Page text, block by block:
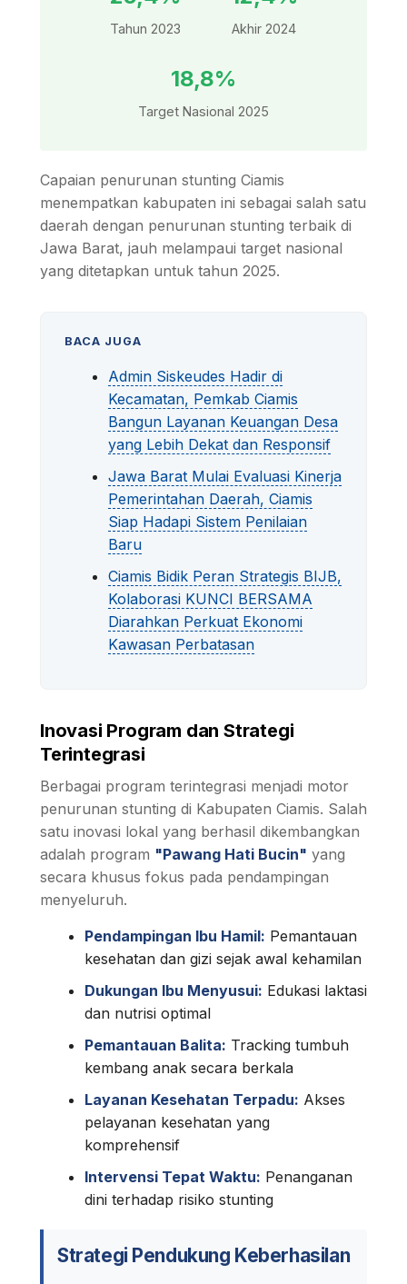
Tahun 2023 Akhir 2024
18,8%
Target Nasional 2025
Capaian penurunan stunting Ciamis
menempatkan kabupaten ini sebagai salah satu
daerah dengan penurunan stunting terbaik di
Jawa Barat, jauh melampaui target nasional
yang ditetapkan untuk tahun 2025.
BACA JUGA
Admin Siskeudes Hadir di
Kecamatan, Pemkab Ciamis
Bangun Layanan Keuangan Desa
yang Lebih Dekat dan Responsif
Jawa Barat Mulai Evaluasi Kinerja
Pemerintahan Daerah, Ciamis
Siap Hadapi Sistem Penilaian
Baru
Ciamis Bidik Peran Strategis BIJB,
Kolaborasi KUNCI BERSAMA
Diarahkan Perkuat Ekonomi
Kawasan Perbatasan
Inovasi Program dan Strategi
Terintegrasi
Berbagai program terintegrasi menjadi motor
penurunan stunting di Kabupaten Ciamis. Salah
satu inovasi lokal yang berhasil dikembangkan
adalah program "Pawang Hati Bucin" yang
secara khusus fokus pada pendampingan
menyeluruh.
Pendampingan Ibu Hamil: Pemantauan
kesehatan dan gizi sejak awal kehamilan
Dukungan Ibu Menyusui: Edukasi laktasi
dan nutrisi optimal
Pemantauan Balita: Tracking tumbuh
kembang anak secara berkala
Layanan Kesehatan Terpadu: Akses
pelayanan kesehatan yang
komprehensif
Intervensi Tepat Waktu: Penanganan
dini terhadap risiko stunting
Strategi Pendukung Keberhasilan